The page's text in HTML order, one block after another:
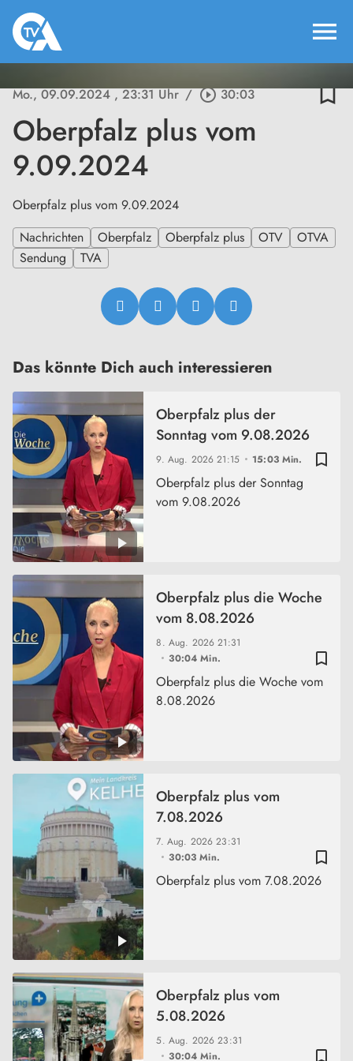
menu
Mo., 09.09.2024, 23:31 Uhr / play_circle_outline30:03 bookmark_border
Oberpfalz plus vom
9.09.2024
Oberpfalz plus vom 9.09.2024
Nachrichten
Oberpfalz Oberpfalz plus OTV
OTVA
Sendung
TVA
Das könnte Dich auch interessieren
bookmark_border
9. Aug. 202621:15 15:03 Min.
Oberpfalz plus der
Sonntag vom 9.08.2026
Oberpfalz plus der Sonntag
vom 9.08.2026
bookmark_border
8. Aug. 202621:31
30:04 Min.
Oberpfalz plus die Woche
vom 8.08.2026
Oberpfalz plus die Woche vom
8.08.2026
bookmark_border
7. Aug. 202623:31
30:03 Min.
Oberpfalz plus vom
7.08.2026
Oberpfalz plus vom 7.08.2026
bookmark_border
5. Aug. 202623:31
30:04 Min.
Oberpfalz plus vom
5.08.2026